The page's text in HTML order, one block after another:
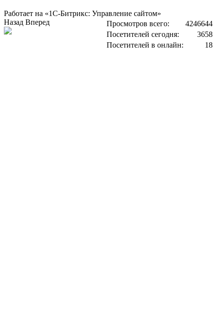
Работает на «1С-Битрикс: Управление сайтом»
Просмотров всего:
4246644
Посетителей сегодня:
3658
Посетителей в онлайн:
18
Назад Вперед